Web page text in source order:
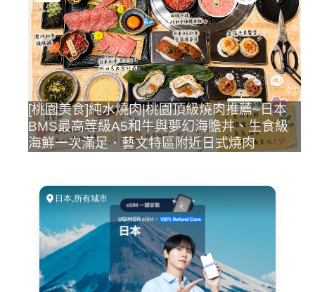
[桃園美食]純水燒肉|桃園頂級燒肉推薦~日本
BMS最高等級A5和牛與夢幻海膽丼、生食級
海鮮一次滿足．藝文特區附近日式燒肉